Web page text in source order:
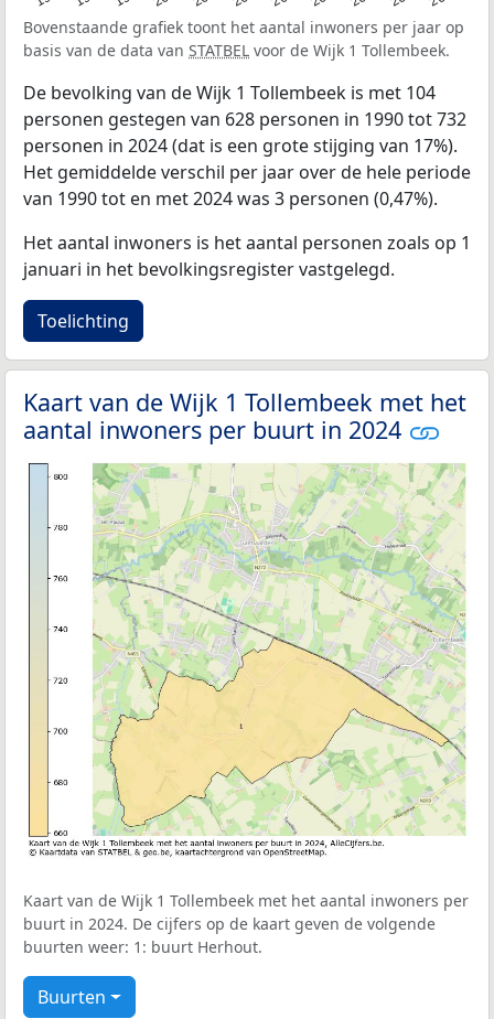
Bovenstaande grafiek toont het aantal inwoners per jaar op
basis van de data van STATBEL voor de Wijk 1 Tollembeek.
De bevolking van de Wijk 1 Tollembeek is met 104
personen gestegen van 628 personen in 1990 tot 732
personen in 2024 (dat is een grote stijging van 17%).
Het gemiddelde verschil per jaar over de hele periode
van 1990 tot en met 2024 was 3 personen (0,47%).
Het aantal inwoners is het aantal personen zoals op 1
januari in het bevolkingsregister vastgelegd.
Toelichting
Kaart van de Wijk 1 Tollembeek met het
aantal inwoners per buurt in 2024
Kaart van de Wijk 1 Tollembeek met het aantal inwoners per
buurt in 2024. De cijfers op de kaart geven de volgende
buurten weer: 1: buurt Herhout.
Buurten